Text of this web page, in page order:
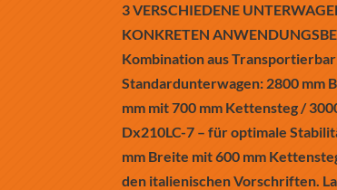
3 VERSCHIEDENE
KONKRETEN
Kombination aus
Standardunterwagen: 2800 mm
mm mit 700 mm Kettensteg /
Dx210LC-7 – für optimale
mm Breite mit 600 mm
den italienischen Vorschriften.